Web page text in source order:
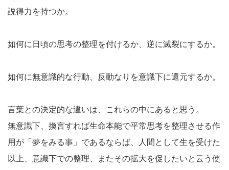
説得力を持つか。
如何に日頃の思考の整理を付けるか、逆に滅裂にするか。
如何に無意識的な行動、反動なりを意識下に還元するか。
言葉との決定的な違いは、これらの中にあると思う。
無意識下、換言すれば生命本能で平常思考を整理させる作
用が「夢をみる事」であるならば、人間として生を受けた
以上、意識下での整理、またその拡大を促したいと云う使